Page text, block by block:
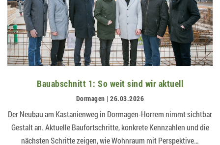
Bauabschnitt 1: So weit sind wir aktuell
Dormagen | 26.03.2026
Der Neubau am Kastanienweg in Dormagen-Horrem nimmt sichtbar
Gestalt an. Aktuelle Baufortschritte, konkrete Kennzahlen und die
nächsten Schritte zeigen, wie Wohnraum mit Perspektive…